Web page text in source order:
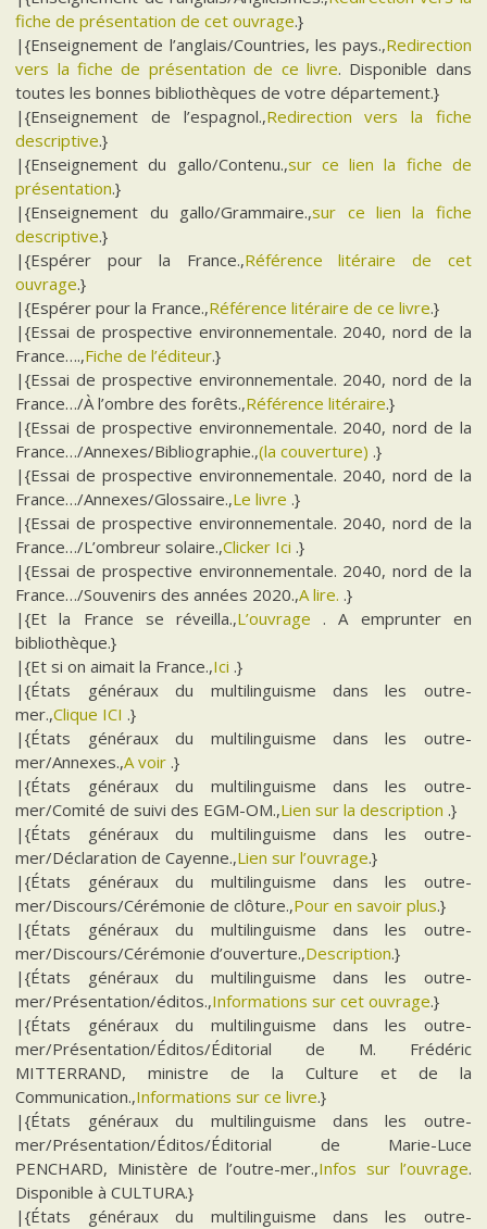
fiche de présentation de cet ouvrage.}
|{Enseignement de l’anglais/Countries, les pays.,Redirection
vers la fiche de présentation de ce livre. Disponible dans
toutes les bonnes bibliothèques de votre département.}
|{Enseignement de l’espagnol.,Redirection vers la fiche
descriptive.}
|{Enseignement du gallo/Contenu.,sur ce lien la fiche de
présentation.}
|{Enseignement du gallo/Grammaire.,sur ce lien la fiche
descriptive.}
|{Espérer pour la France.,Référence litéraire de cet
ouvrage.}
|{Espérer pour la France.,Référence litéraire de ce livre.}
|{Essai de prospective environnementale. 2040, nord de la
France….,Fiche de l’éditeur.}
|{Essai de prospective environnementale. 2040, nord de la
France…/À l’ombre des forêts.,Référence litéraire.}
|{Essai de prospective environnementale. 2040, nord de la
France…/Annexes/Bibliographie.,(la couverture) .}
|{Essai de prospective environnementale. 2040, nord de la
France…/Annexes/Glossaire.,Le livre .}
|{Essai de prospective environnementale. 2040, nord de la
France…/L’ombreur solaire.,Clicker Ici .}
|{Essai de prospective environnementale. 2040, nord de la
France…/Souvenirs des années 2020.,A lire. .}
|{Et la France se réveilla.,L’ouvrage . A emprunter en
bibliothèque.}
|{Et si on aimait la France.,Ici .}
|{États généraux du multilinguisme dans les outre-
mer.,Clique ICI .}
|{États généraux du multilinguisme dans les outre-
mer/Annexes.,A voir .}
|{États généraux du multilinguisme dans les outre-
mer/Comité de suivi des EGM-OM.,Lien sur la description .}
|{États généraux du multilinguisme dans les outre-
mer/Déclaration de Cayenne.,Lien sur l’ouvrage.}
|{États généraux du multilinguisme dans les outre-
mer/Discours/Cérémonie de clôture.,Pour en savoir plus.}
|{États généraux du multilinguisme dans les outre-
mer/Discours/Cérémonie d’ouverture.,Description.}
|{États généraux du multilinguisme dans les outre-
mer/Présentation/éditos.,Informations sur cet ouvrage.}
|{États généraux du multilinguisme dans les outre-
mer/Présentation/Éditos/Éditorial de M. Frédéric
MITTERRAND, ministre de la Culture et de la
Communication.,Informations sur ce livre.}
|{États généraux du multilinguisme dans les outre-
mer/Présentation/Éditos/Éditorial de Marie-Luce
PENCHARD, Ministère de l’outre-mer.,Infos sur l’ouvrage.
Disponible à CULTURA.}
|{États généraux du multilinguisme dans les outre-